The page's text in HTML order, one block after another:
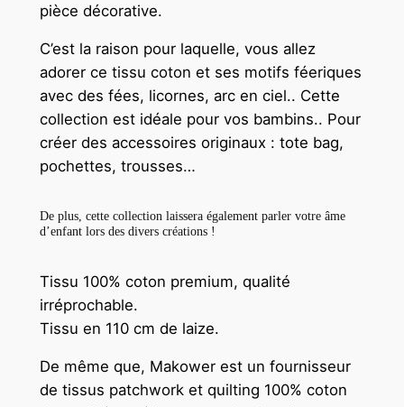
pièce décorative.
C’est la raison pour laquelle, vous allez
adorer ce tissu coton et ses motifs féeriques
avec des fées, licornes, arc en ciel.. Cette
collection est idéale pour vos bambins.. Pour
créer des accessoires originaux : tote bag,
pochettes, trousses…
De plus, cette collection laissera également parler votre âme
d’enfant lors des divers créations !
Tissu 100% coton premium, qualité
irréprochable.
Tissu en 110 cm de laize.
De même que, Makower est un fournisseur
de tissus patchwork et quilting 100% coton